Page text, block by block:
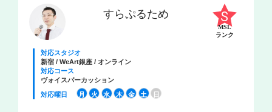
すらぷるため
MSL
ランク
対応スタジオ
新宿 / WeArt銀座 / オンライン
対応コース
ヴォイスパーカッション
対応曜日
月 火 水 木 金 土 日